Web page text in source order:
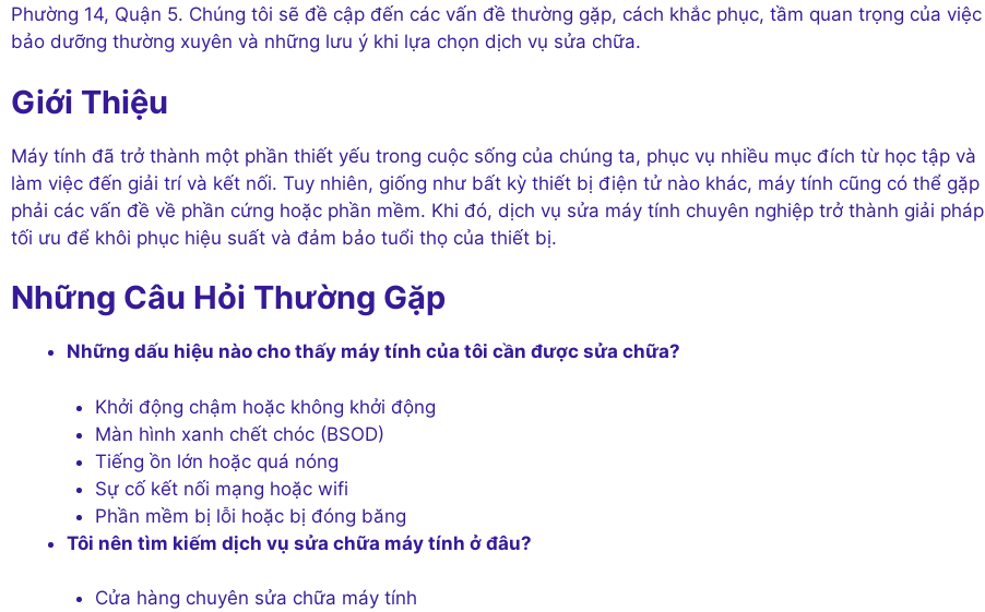
Phường 14, Quận 5. Chúng tôi sẽ đề cập đến các vấn đề thường gặp, cách khắc phục, tầm quan trọng của việc
bảo dưỡng thường xuyên và những lưu ý khi lựa chọn dịch vụ sửa chữa.
Giới Thiệu
Máy tính đã trở thành một phần thiết yếu trong cuộc sống của chúng ta, phục vụ nhiều mục đích từ học tập và
làm việc đến giải trí và kết nối. Tuy nhiên, giống như bất kỳ thiết bị điện tử nào khác, máy tính cũng có thể gặp
phải các vấn đề về phần cứng hoặc phần mềm. Khi đó, dịch vụ sửa máy tính chuyên nghiệp trở thành giải pháp
tối ưu để khôi phục hiệu suất và đảm bảo tuổi thọ của thiết bị.
Những Câu Hỏi Thường Gặp
Những dấu hiệu nào cho thấy máy tính của tôi cần được sửa chữa?
Khởi động chậm hoặc không khởi động
Màn hình xanh chết chóc (BSOD)
Tiếng ồn lớn hoặc quá nóng
Sự cố kết nối mạng hoặc wifi
Phần mềm bị lỗi hoặc bị đóng băng
Tôi nên tìm kiếm dịch vụ sửa chữa máy tính ở đâu?
Cửa hàng chuyên sửa chữa máy tính